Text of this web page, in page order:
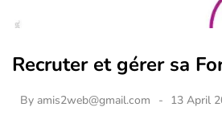
Recruter et gérer sa
By amis2web@gmail.com 13 April